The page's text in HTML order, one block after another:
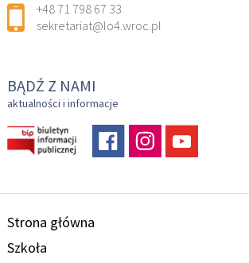
+48 71 798 67 33
sekretariat@lo4.wroc.pl
BĄDŹ Z NAMI
aktualności i informacje
Strona główna
Szkoła